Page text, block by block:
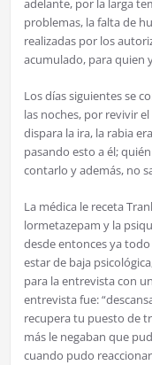
adelante, por la larga
problemas, la falta de
realizadas por los
acumulado, para quien
Los días siguientes se
las noches, por revivir
dispara la ira, la rabia
pasando esto a él;
contarlo y además, no
La médica le receta
lormetazepam y la
desde entonces ya
estar de baja
para la entrevista con
entrevista fue:
recupera tu puesto de
más le negaban que
cuando pudo